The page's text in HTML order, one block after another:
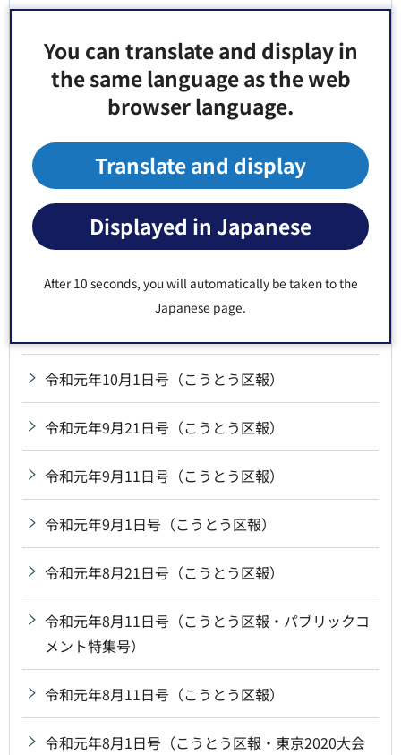
You can translate and display in
the same language as the web
browser language.
Translate and display
Displayed in Japanese
After 10 seconds, you will automatically be taken to the
Japanese page.
令和元年11月21日号（こうとう区報）
令和元年11月11日号（こうとう区報）
メント特集号）
令和元年11月1日号（こうとう区報）
令和元年10月11日号（こうとう区報）
令和元年10月1日号（こうとう区報・区民まつり特
令和元年10月1日号（こうとう区報）
令和元年9月21日号（こうとう区報）
令和元年9月11日号（こうとう区報）
令和元年9月1日号（こうとう区報）
令和元年8月21日号（こうとう区報）
令和元年8月11日号（こうとう区報・パブリックコ
メント特集号）
令和元年8月11日号（こうとう区報）
令和元年8月1日号（こうとう区報・東京2020大会